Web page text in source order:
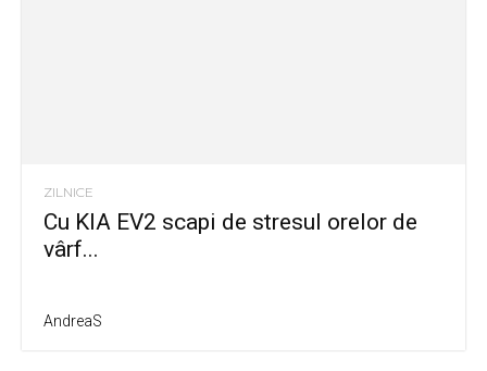
ZILNICE
Cu KIA EV2 scapi de stresul orelor de
vârf...
AndreaS